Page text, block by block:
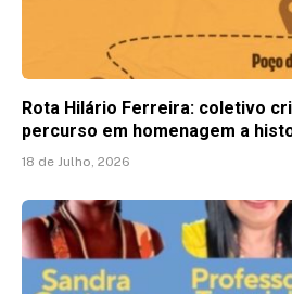
Rota Hilário Ferreira: coletivo
percurso em homenagem a
18 de Julho, 2026